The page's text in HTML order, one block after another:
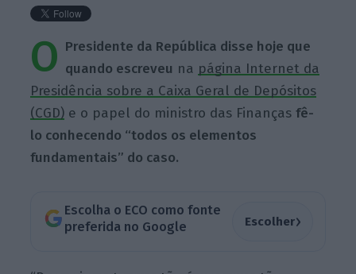
O Presidente da República disse hoje que
quando escreveu na página Internet da
Presidência sobre a Caixa Geral de Depósitos
(CGD) e o papel do ministro das Finançasfê-
lo conhecendo “todos os elementos
fundamentais” do caso.
Escolha o ECO como fonte
preferida no Google
Escolher›